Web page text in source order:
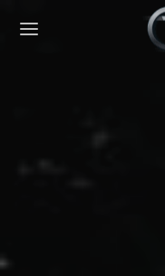
Cookies management